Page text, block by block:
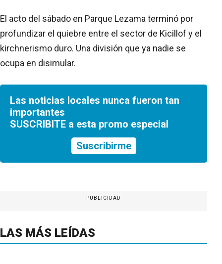
El acto del sábado en Parque Lezama terminó por
profundizar el quiebre entre el sector de Kicillof y el
kirchnerismo duro. Una división que ya nadie se
ocupa en disimular.
Las noticias locales nunca fueron tan
importantes
SUSCRIBITE a esta promo especial
Suscribirme
PUBLICIDAD
LAS MÁS LEÍDAS